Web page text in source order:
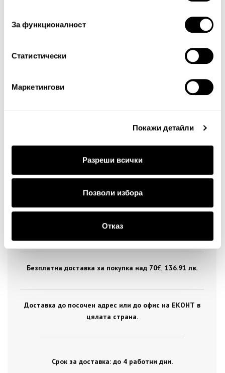
За функционалност
Статистически
Маркетингови
Покажи детайли
Разреши всички
Позволи избора
Отказ
цялата страна.
Безплатна доставка за покупка над 70€ , 136.91 лв.
Доставка до посочен адрес или до офис на ЕКОНТ в
цялата страна.
Срок за доставка: до 4 работни дни.